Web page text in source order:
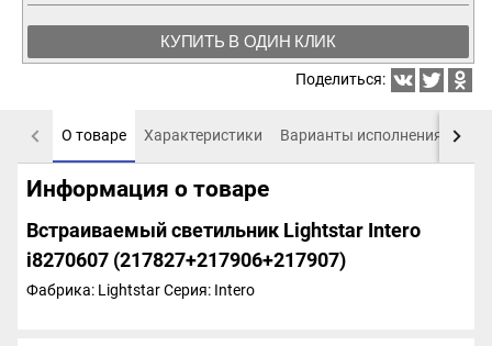
КУПИТЬ В ОДИН КЛИК
Поделиться:
О товаре Характеристики Варианты исполнения
Информация о товаре
Встраиваемый светильник Lightstar Intero
i8270607 (217827+217906+217907)
Фабрика: LightstarСерия: Intero